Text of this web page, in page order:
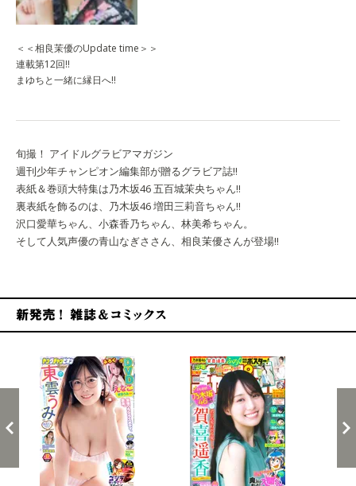
＜＜相良茉優のUpdate time＞＞
連載第12回‼
まゆちと一緒に縁日へ!!
旬撮！ アイドルグラビアマガジン
週刊少年チャンピオン編集部が贈るグラビア誌!!
表紙＆巻頭大特集は乃木坂46 五百城茉央ちゃん!!
裏表紙を飾るのは、乃木坂46 増田三莉音ちゃん‼
沢口愛華ちゃん、小森香乃ちゃん、林美希ちゃん。
そして人気声優の青山なぎささん、相良茉優さんが登場!!